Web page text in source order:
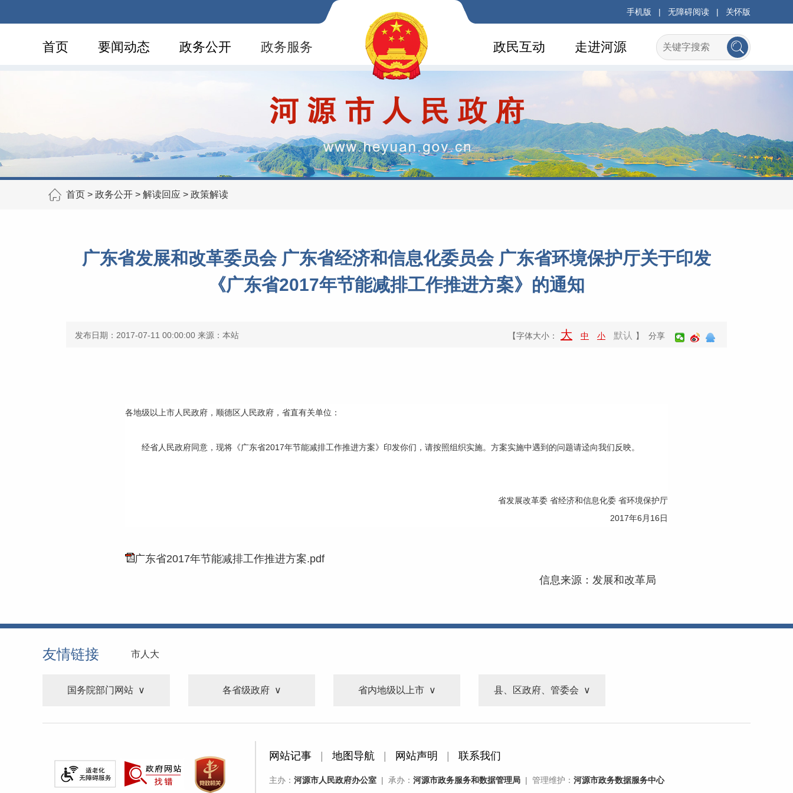
手机版 | 无障碍阅读 | 关怀版
首页 要闻动态 政务公开 政务服务 走进河源
政民互动
首页 > 政务公开 > 解读回应 > 政策解读
广东省发展和改革委员会 广东省经济和信息化委员会 广东省环境保护厅关于印发
《广东省2017年节能减排工作推进方案》的通知
发布日期：2017-07-11 00:00:00 来源：本站 【字体大小： 大 中 小 默认 】 分享
各地级以上市人民政府，顺德区人民政府，省直有关单位：
经省人民政府同意，现将《广东省2017年节能减排工作推进方案》印发你们，请按照组织实施。方案实施中遇到的问题请迳向我们反映。
省发展改革委 省经济和信息化委 省环境保护厅
2017年6月16日
广东省2017年节能减排工作推进方案.pdf
信息来源：发展和改革局
友情链接 市人大
国务院部门网站 各省级政府 省内地级以上市 县、区政府、管委会
网站记事 地图导航 网站声明 联系我们
主办： 河源市人民政府办公室 | 承办： 河源市政务服务和数据管理局 | 管理维护： 河源市政务数据服务中心